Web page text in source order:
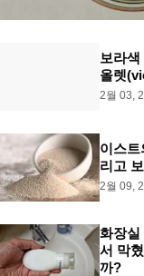
보라
올렛
2월 03,
이스트
리고
2월 09,
화장실
서 막
까?